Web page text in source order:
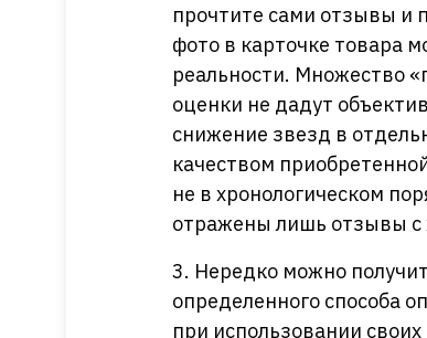
прочтите сами отзывы и
фото в карточке товара
реальности. Множество
оценки не дадут
снижение звезд в
качеством
не в хронологическом
отражены лишь отзывы
3. Нередко можно
определенного способа
при использовании